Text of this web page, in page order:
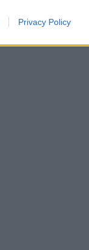
Privacy Policy